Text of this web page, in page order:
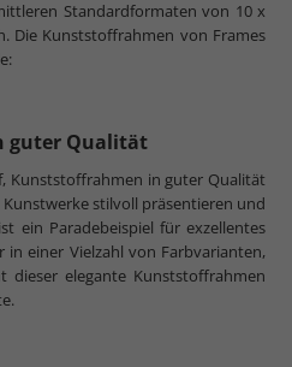
Standardformaten von 10 x
Die Kunststoffrahmen von Frames
guter Qualität
Kunststoffrahmen in guter Qualität
stilvoll präsentieren und
ein Paradebeispiel für exzellentes
in einer Vielzahl von Farbvarianten,
dieser elegante Kunststoffrahmen